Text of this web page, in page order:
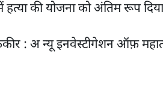
की योजना को अंतिम रूप
: अ न्यू इनवेस्टीगेशन ऑफ़